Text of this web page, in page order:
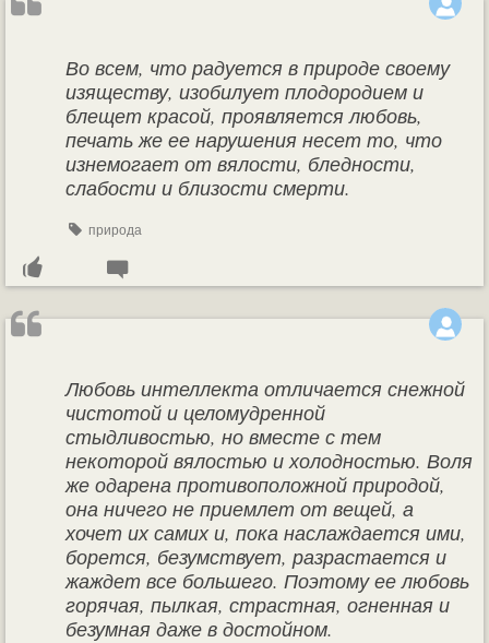
Во всем, что радуется в природе своему
изяществу, изобилует плодородием и
блещет красой, проявляется любовь,
печать же ее нарушения несет то, что
изнемогает от вялости, бледности,
слабости и близости смерти.
природа
Любовь интеллекта отличается снежной
чистотой и целомудренной
стыдливостью, но вместе с тем
некоторой вялостью и холодностью. Воля
же одарена противоположной природой,
она ничего не приемлет от вещей, а
хочет их самих и, пока наслаждается ими,
борется, безумствует, разрастается и
жаждет все большего. Поэтому ее любовь
горячая, пылкая, страстная, огненная и
безумная даже в достойном.